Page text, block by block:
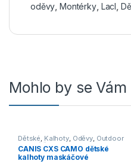
oděvy ,Montérky, Lacl
Mohlo by se
Dětské Kalhoty, Oděvy, Outdoor
a volný čas
CANIS CXS CAMO dětské
kalhoty maskáčové